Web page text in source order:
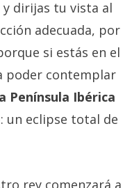
dirijas tu vista al
adecuada, por
si estás en el
poder contemplar
Península Ibérica
: un eclipse total de
rey comenzará a